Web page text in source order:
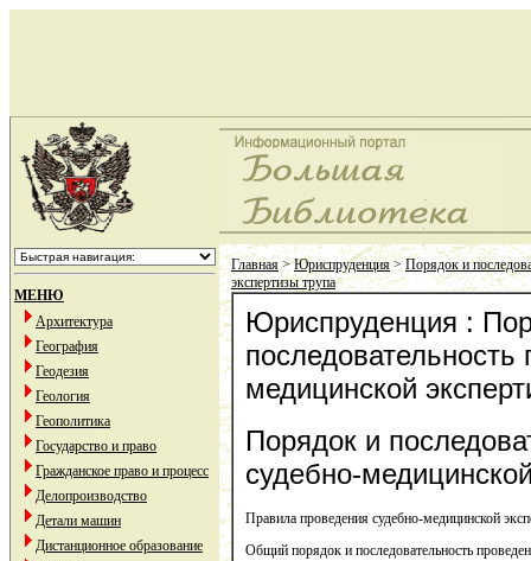
МЕНЮ
Архитектура
География
Геодезия
Геология
Геополитика
Государство и право
Гражданское право и процесс
Делопроизводство
Детали машин
Дистанционное образование
Главная>Юриспруденция>Порядок и
экспертизы трупа
Юриспруденция :
медицинской
Порядок и
судебно-
Правила проведения судебно-медицинской
Общий порядок и последовательность